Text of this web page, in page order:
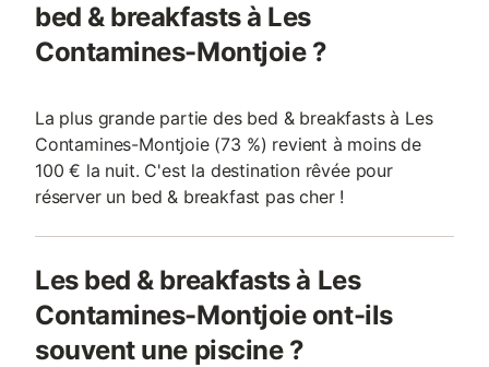
bed & breakfasts à Les
Contamines-Montjoie ?
La plus grande partie des bed & breakfasts à Les
Contamines-Montjoie (73 %) revient à moins de
100 € la nuit. C'est la destination rêvée pour
réserver un bed & breakfast pas cher !
Les bed & breakfasts à Les
Contamines-Montjoie ont-ils
souvent une piscine ?